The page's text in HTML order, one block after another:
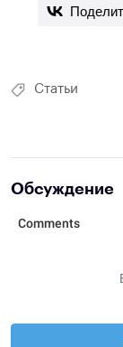
Статьи
Обсуждение